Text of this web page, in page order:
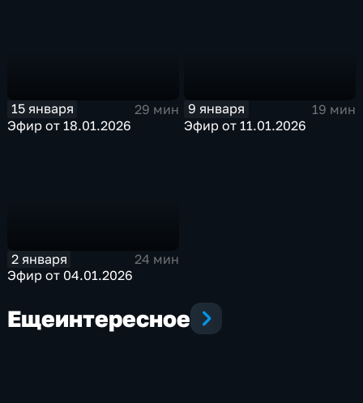
15 января
29 мин
Эфир от 18.01.2026
9 января
19 мин
Эфир от 11.01.2026
2 января
24 мин
Эфир от 04.01.2026
Ещеинтересное